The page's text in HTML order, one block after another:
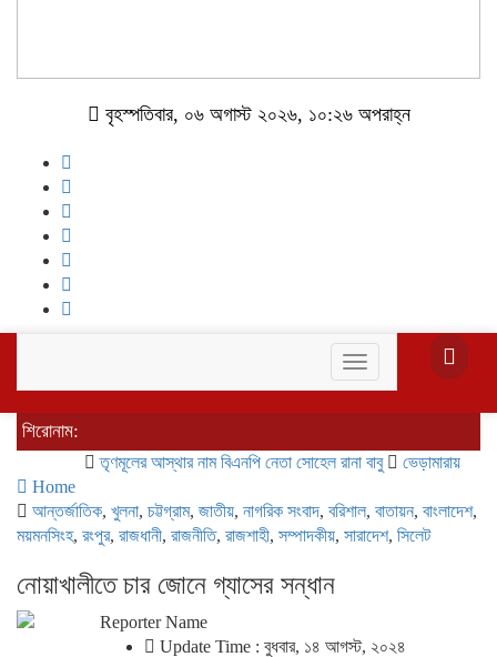
বৃহস্পতিবার, ০৬ অগাস্ট ২০২৬, ১০:২৬ অপরাহ্ন
Toggle
navigation
শিরোনাম:
তৃণমূলের আস্থার নাম বিএনপি নেতা সোহেল রানা বাবু
ভেড়ামারায় পুলিশের
Home
আন্তর্জাতিক, খুলনা, চট্টগ্রাম, জাতীয়, নাগরিক সংবাদ, বরিশাল, বাতায়ন, বাংলাদেশ,
ময়মনসিংহ, রংপুর, রাজধানী, রাজনীতি, রাজশাহী, সম্পাদকীয়, সারাদেশ, সিলেট
নোয়াখালীতে চার জোনে গ্যাসের সন্ধান
Reporter Name
Update Time : বুধবার, ১৪ আগস্ট, ২০২৪